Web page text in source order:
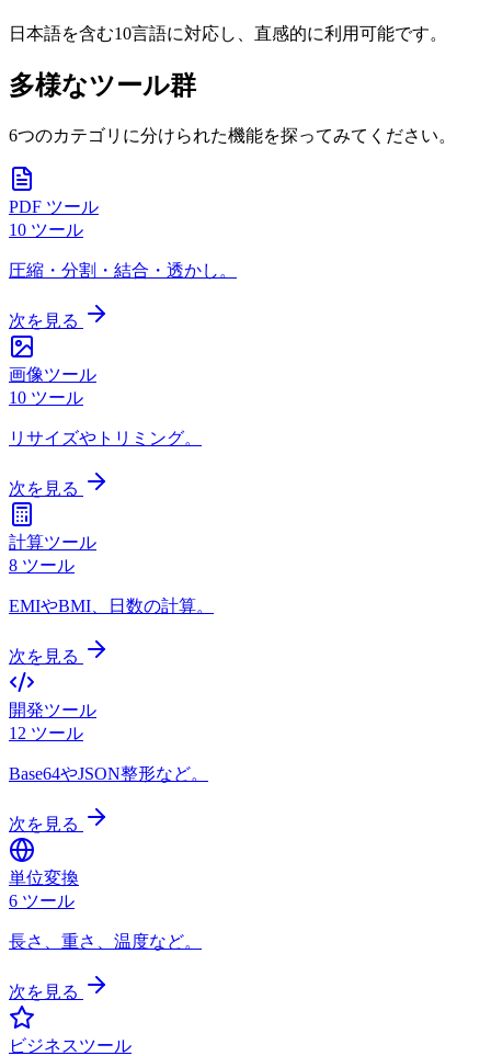
日本語を含む10言語に対応し、直感的に利用可能です。
多様なツール群
6つのカテゴリに分けられた機能を探ってみてください。
PDF ツール
10 ツール
圧縮・分割・結合・透かし。
次を見る
画像ツール
10 ツール
リサイズやトリミング。
次を見る
計算ツール
8 ツール
EMIやBMI、日数の計算。
次を見る
開発ツール
12 ツール
Base64やJSON整形など。
次を見る
単位変換
6 ツール
長さ、重さ、温度など。
次を見る
ビジネスツール